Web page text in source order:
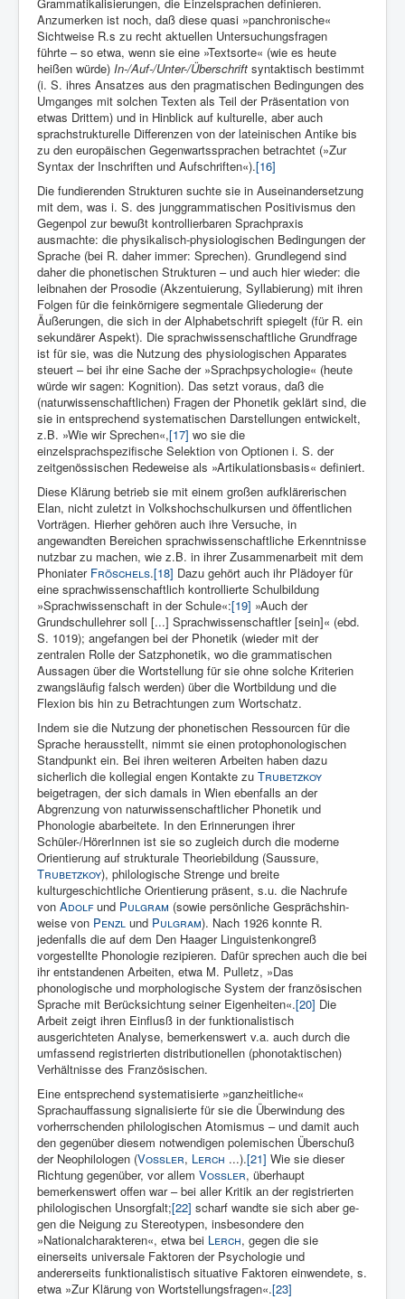
Anzumerken ist noch, daß diese quasi »panchronische«
Sichtweise R.s zu recht aktuellen Untersuchungsfragen
führte – so etwa, wenn sie eine »Textsorte« (wie es heute
heißen würde) In-/Auf-/Unter-/Überschrift syntaktisch bestimmt
(i. S. ihres Ansatzes aus den pragmatischen Bedingungen des
Umganges mit solchen Texten als Teil der Präsentation von
etwas Drittem) und in Hinblick auf kul­turelle, aber auch
sprachstrukturelle Differenzen von der lateini­schen Antike bis
zu den europäischen Gegenwartssprachen betrachtet (»Zur
Syntax der Inschriften und Aufschriften«).[16]
Die fundierenden Strukturen suchte sie in Auseinandersetzung
mit dem, was i. S. des junggrammatischen Positivismus den
Gegenpol zur bewußt kontrollierbaren Sprachpraxis
ausmachte: die physikalisch-physiologischen Bedingungen der
Sprache (bei R. daher immer: Sprechen). Grundlegend sind
daher die phonetischen Strukturen – und auch hier wieder: die
leibnahen der Prosodie (Akzentuierung, Syllabierung) mit ihren
Folgen für die feinkörnigere segmentale Gliederung der
Äußerungen, die sich in der Alphabetschrift spiegelt (für R. ein
sekundärer Aspekt). Die sprachwissenschaftliche Grundfrage
ist für sie, was die Nutzung des physiologischen Apparates
steuert – bei ihr eine Sache der »Sprachpsychologie« (heute
würde wir sagen: Kognition). Das setzt voraus, daß die
(naturwissenschaftlichen) Fragen der Phonetik geklärt sind, die
sie in entsprechend systematischen Darstellungen entwickelt,
z.B. »Wie wir Sprechen«,[17] wo sie die
einzelsprachspezifische Selektion von Optionen i. S. der
zeitgenössischen Redeweise als »Artikulationsbasis« definiert.
Diese Klärung betrieb sie mit einem großen aufklärerischen
Elan, nicht zuletzt in Volkshochschulkursen und öffentlichen
Vorträgen. Hierher gehören auch ihre Versuche, in
angewandten Bereichen sprachwissenschaftliche Erkenntnisse
nutzbar zu machen, wie z.B. in ihrer Zusammenarbeit mit dem
Phoniater Fröschels.[18] Dazu gehört auch ihr Plädoyer für
eine sprachwissenschaftlich kontrollierte Schulbildung
»Sprachwissenschaft in der Schule«:[19] »Auch der
Grundschullehrer soll [...] Sprachwissenschaftler [sein]« (ebd.
S. 1019); angefangen bei der Phonetik (wieder mit der
zentralen Rolle der Satzphonetik, wo die grammatischen
Aussagen über die Wortstellung für sie ohne solche Kriterien
zwangsläufig falsch werden) über die Wortbildung und die
Flexion bis hin zu Betrachtungen zum Wortschatz.
Indem sie die Nutzung der phonetischen Ressourcen für die
Sprache herausstellt, nimmt sie einen protophonologischen
Standpunkt ein. Bei ihren weiteren Arbeiten haben dazu
sicherlich die kollegial engen Kontakte zu Trubetzkoy
beigetragen, der sich damals in Wien ebenfalls an der
Abgrenzung von naturwissenschaftlicher Phonetik und
Phonologie abarbeitete. In den Erinnerungen ihrer
Schüler-/HörerInnen ist sie so zugleich durch die moderne
Orientierung auf strukturale Theo­riebildung (Saussure,
Trubetzkoy), philologische Strenge und breite
kulturgeschichtliche Orientierung präsent, s.u. die Nach­rufe
von Adolf und Pulgram (sowie persönliche Gesprächshin­
weise von Penzl und Pulgram). Nach 1926 konnte R.
jedenfalls die auf dem Den Haager Linguistenkongreß
vorgestellte Phonologie rezipieren. Dafür sprechen auch die bei
ihr entstandenen Arbeiten, etwa M. Pulletz, »Das
phonologische und morphologische System der französischen
Sprache mit Berücksichtung seiner Eigenheiten«.[20] Die
Arbeit zeigt ihren Einflusß in der funktionalistisch
ausgerichteten Analyse, bemerkenswert v.a. auch durch die
umfassend registrierten distributionellen (phonotaktischen)
Verhältnisse des Französischen.
Eine entsprechend systematisierte »ganzheitliche«
Sprachauffassung signalisierte für sie die Über­windung des
vor­herrschenden philologischen Atomismus – und damit auch
den gegen­über diesem notwendigen polemischen Überschuß
der Neophilologen (Vossler, Lerch ...).[21] Wie sie dieser
Richtung gegenüber, vor allem Vossler, überhaupt
bemerkens­wert offen war – bei aller Kritik an der registrierten
phi­lologischen Un­sorgfalt;[22] scharf wandte sie sich aber ge­
gen die Neigung zu Stereotypen, insbesondere den
»Nationalcharak­teren«, etwa bei Lerch, gegen die sie
einerseits univer­sale Fakto­ren der Psychologie und
andererseits funktionalistisch situative Faktoren einwendete, s.
etwa »Zur Klärung von Wortstel­lungsfragen«.[23]